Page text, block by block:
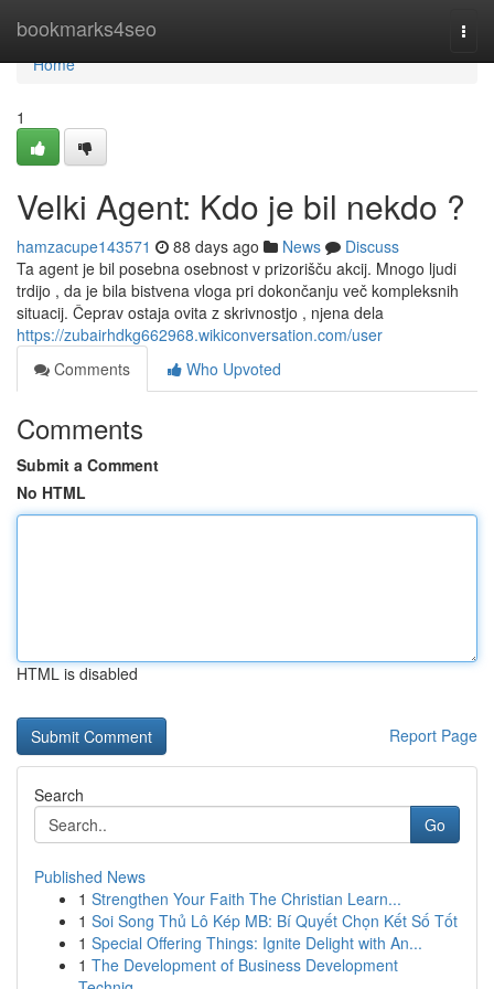
bookmarks4seo
Home
Home
1
Velki Agent: Kdo je bil nekdo ?
hamzacupe143571 88 days ago News
Discuss
Ta agent je bil posebna osebnost v prizorišču akcij. Mnogo ljudi
trdijo , da je bila bistvena vloga pri dokončanju več kompleksnih
situacij. Čeprav ostaja ovita z skrivnostjo , njena dela
https://zubairhdkg662968.wikiconversation.com/user
Comments
Who Upvoted
Comments
Submit a Comment
No HTML
HTML is disabled
Report Page
Search
Go
Published News
1 Strengthen Your Faith The Christian Learn...
1 Soi Song Thủ Lô Kép MB: Bí Quyết Chọn Kết Số Tốt
1 Special Offering Things: Ignite Delight with An...
1 The Development of Business Development